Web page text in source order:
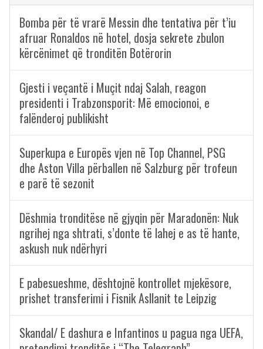
Bomba për të vrarë Messin dhe tentativa për t’iu
afruar Ronaldos në hotel, dosja sekrete zbulon
kërcënimet që tronditën Botërorin
Gjesti i veçantë i Muçit ndaj Salah, reagon
presidenti i Trabzonsporit: Më emocionoi, e
falënderoj publikisht
Superkupa e Europës vjen në Top Channel, PSG
dhe Aston Villa përballen në Salzburg për trofeun
e parë të sezonit
Dëshmia tronditëse në gjyqin për Maradonën: Nuk
ngrihej nga shtrati, s’donte të lahej e as të hante,
askush nuk ndërhyri
E pabesueshme, dështojnë kontrollet mjekësore,
prishet transferimi i Fisnik Asllanit te Leipzig
Skandal/ E dashura e Infantinos u pagua nga UEFA,